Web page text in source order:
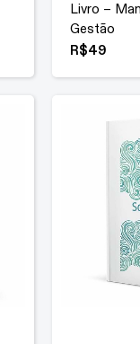
Livro –
Gestão
R$49